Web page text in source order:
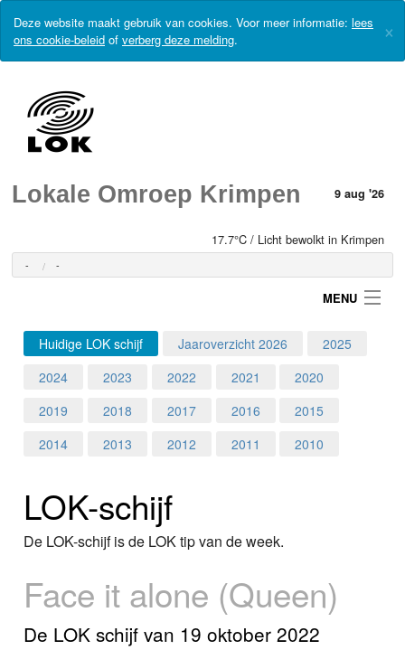
Deze website maakt gebruik van cookies. Voor meer informatie: lees
ons cookie-beleid of verberg deze melding. ×
Lokale Omroep Krimpen 9 aug '26
17.7°C / Licht bewolkt in Krimpen
- -
MENU
Login
Home
Programma's
Nieuws
Foto's
Video
Webcam
Huidige LOK schijf Jaaroverzicht 2026
2025
2024
2023 2022 2021
2020
2019
2018 2017 2016
2015
2014
2013 2012 2011 2010
LOK-schijf
De LOK-schijf is de LOK tip van de week.
Face it alone (Queen)
De LOK schijf van 19 oktober 2022